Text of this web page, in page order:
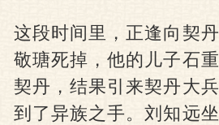
这段时间里，正逢向契
敬瑭死掉，他的儿子石
契丹，结果引来契丹大
到了异族之手。刘知远